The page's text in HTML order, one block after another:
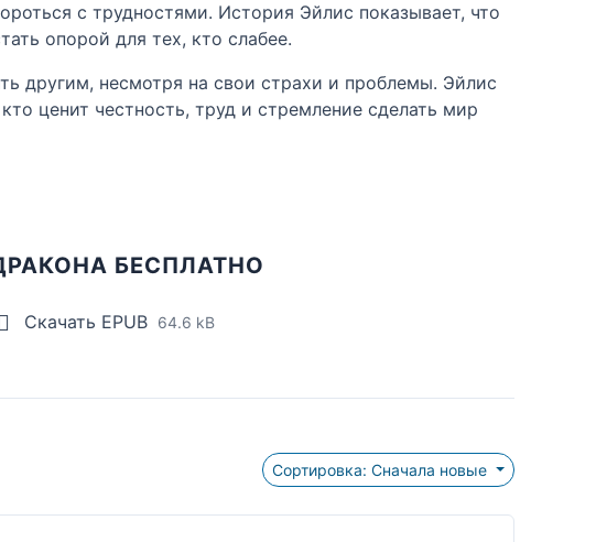
с трудностями. История Эйлис показывает, что
опорой для тех, кто слабее.
другим, несмотря на свои страхи и проблемы. Эйлис
ценит честность, труд и стремление сделать мир
БЕСПЛАТНО
Скачать EPUB 64.6 kB
Сортировка: Сначала новые